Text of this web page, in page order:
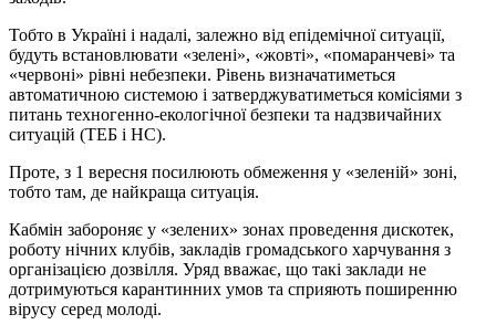
Тобто в Україні і надалі, залежно від епідемічної ситуації,
будуть встановлювати «зелені», «жовті», «помаранчеві» та
«червоні» рівні небезпеки. Рівень визначатиметься
автоматичною системою і затверджуватиметься комісіями з
питань техногенно-екологічної безпеки та надзвичайних
ситуацій (ТЕБ і НС).
Проте, з 1 вересня посилюють обмеження у «зеленій» зоні,
тобто там, де найкраща ситуація.
Кабмін забороняє у «зелених» зонах проведення дискотек,
роботу нічних клубів, закладів громадського харчування з
організацією дозвілля. Уряд вважає, що такі заклади не
дотримуються карантинних умов та сприяють поширенню
вірусу серед молоді.